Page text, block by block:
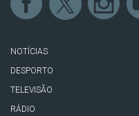
NOTÍCIAS
DESPORTO
TELEVISÃO
RÁDIO